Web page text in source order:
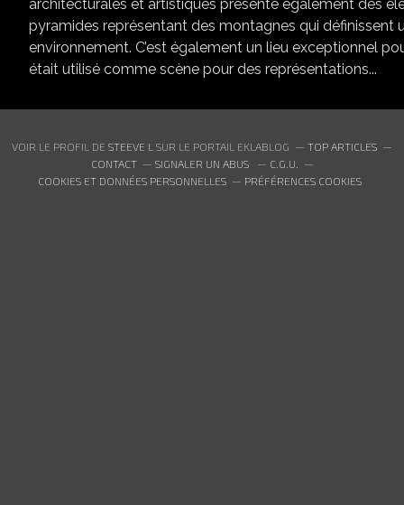
architecturales et artistiques présente également des
pyramides représentant des montagnes qui définissent
environnement. C’est également un lieu exceptionnel
était utilisé comme scène pour des représentations...
VOIR LE PROFIL DE STEEVE L SUR LE PORTAIL EKLABLOG
TOP ARTICLES
CONTACT
SIGNALER UN ABUS
C.G.U.
COOKIES ET DONNÉES PERSONNELLES
PRÉFÉRENCES COOKIES